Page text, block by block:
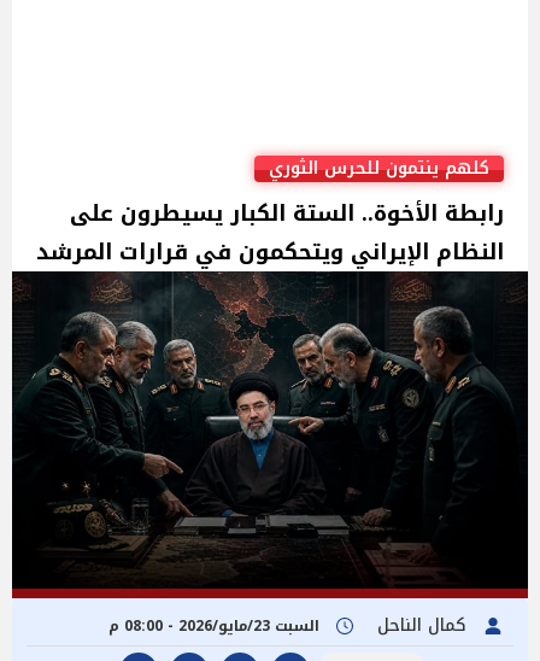
كلهم ينتمون للحرس الثوري
رابطة الأخوة.. الستة الكبار يسيطرون على
النظام الإيراني ويتحكمون في قرارات المرشد
كمال الناحل السبت 23/مايو/2026 - 08:00 م